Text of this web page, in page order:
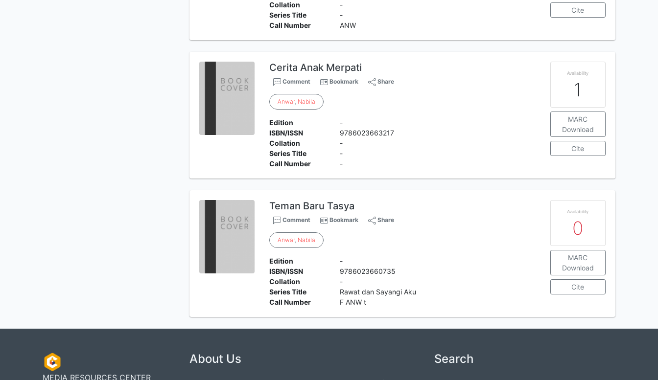
Collation
-
Series Title
-
Call Number
ANW
Cite
Cerita Anak Merpati
Comment Bookmark Share
Anwar, Nabila
Edition
-
ISBN/ISSN
9786023663217
Collation
-
Series Title
-
Call Number
-
Availability
1
MARC
Download
Cite
Teman Baru Tasya
Comment Bookmark Share
Anwar, Nabila
Edition
-
ISBN/ISSN
9786023660735
Collation
-
Series Title
Rawat dan Sayangi Aku
Call Number
F ANW t
Availability
0
MARC
Download
Cite
MEDIA RESOURCES CENTER
About Us Search